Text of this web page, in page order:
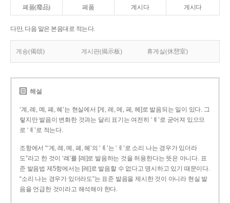
폐품(廢品) 페품 계시다 게시다
다만, 다음 말은 본음대로 적는다.
게송(偈頌) 게시판(揭示板) 휴게실(休憩室)
해설
‘계, 례, 몌, 폐, 혜’는 현실에서 [게, 레, 메, 페, 헤]로 발음되는 일이 있다. 그
렇지만 발음이 변화한 것과는 달리 표기는 여전히 ‘ㅖ’로 굳어져 있으므
로 ‘ㅖ’로 적는다.
조항에서 “‘계, 례, 몌, 폐, 혜’의 ‘ㅖ’는 ‘ㅔ’로 소리 나는 경우가 있더라
도”라고 한 것이 ‘례’를 [레]로 발음하는 것을 허용한다는 뜻은 아니다. 표
준 발음법 제5항에서는 [레]로 발음할 수 없다고 명시하고 있기 때문이다.
“소리 나는 경우가 있더라도”는 표준 발음을 제시한 것이 아니라 현실 발
음을 언급한 것이라고 해석해야 한다.